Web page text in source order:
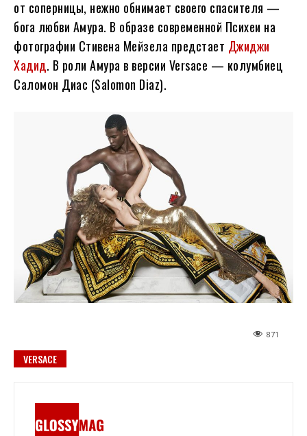
от соперницы, нежно обнимает своего спасителя —
бога любви Амура. В образе современной Психеи на
фотографии Стивена Мейзела предстает Джиджи
Хадид. В роли Амура в версии Versace — колумбиец
Саломон Диас (Salomon Diaz).
871
VERSACE